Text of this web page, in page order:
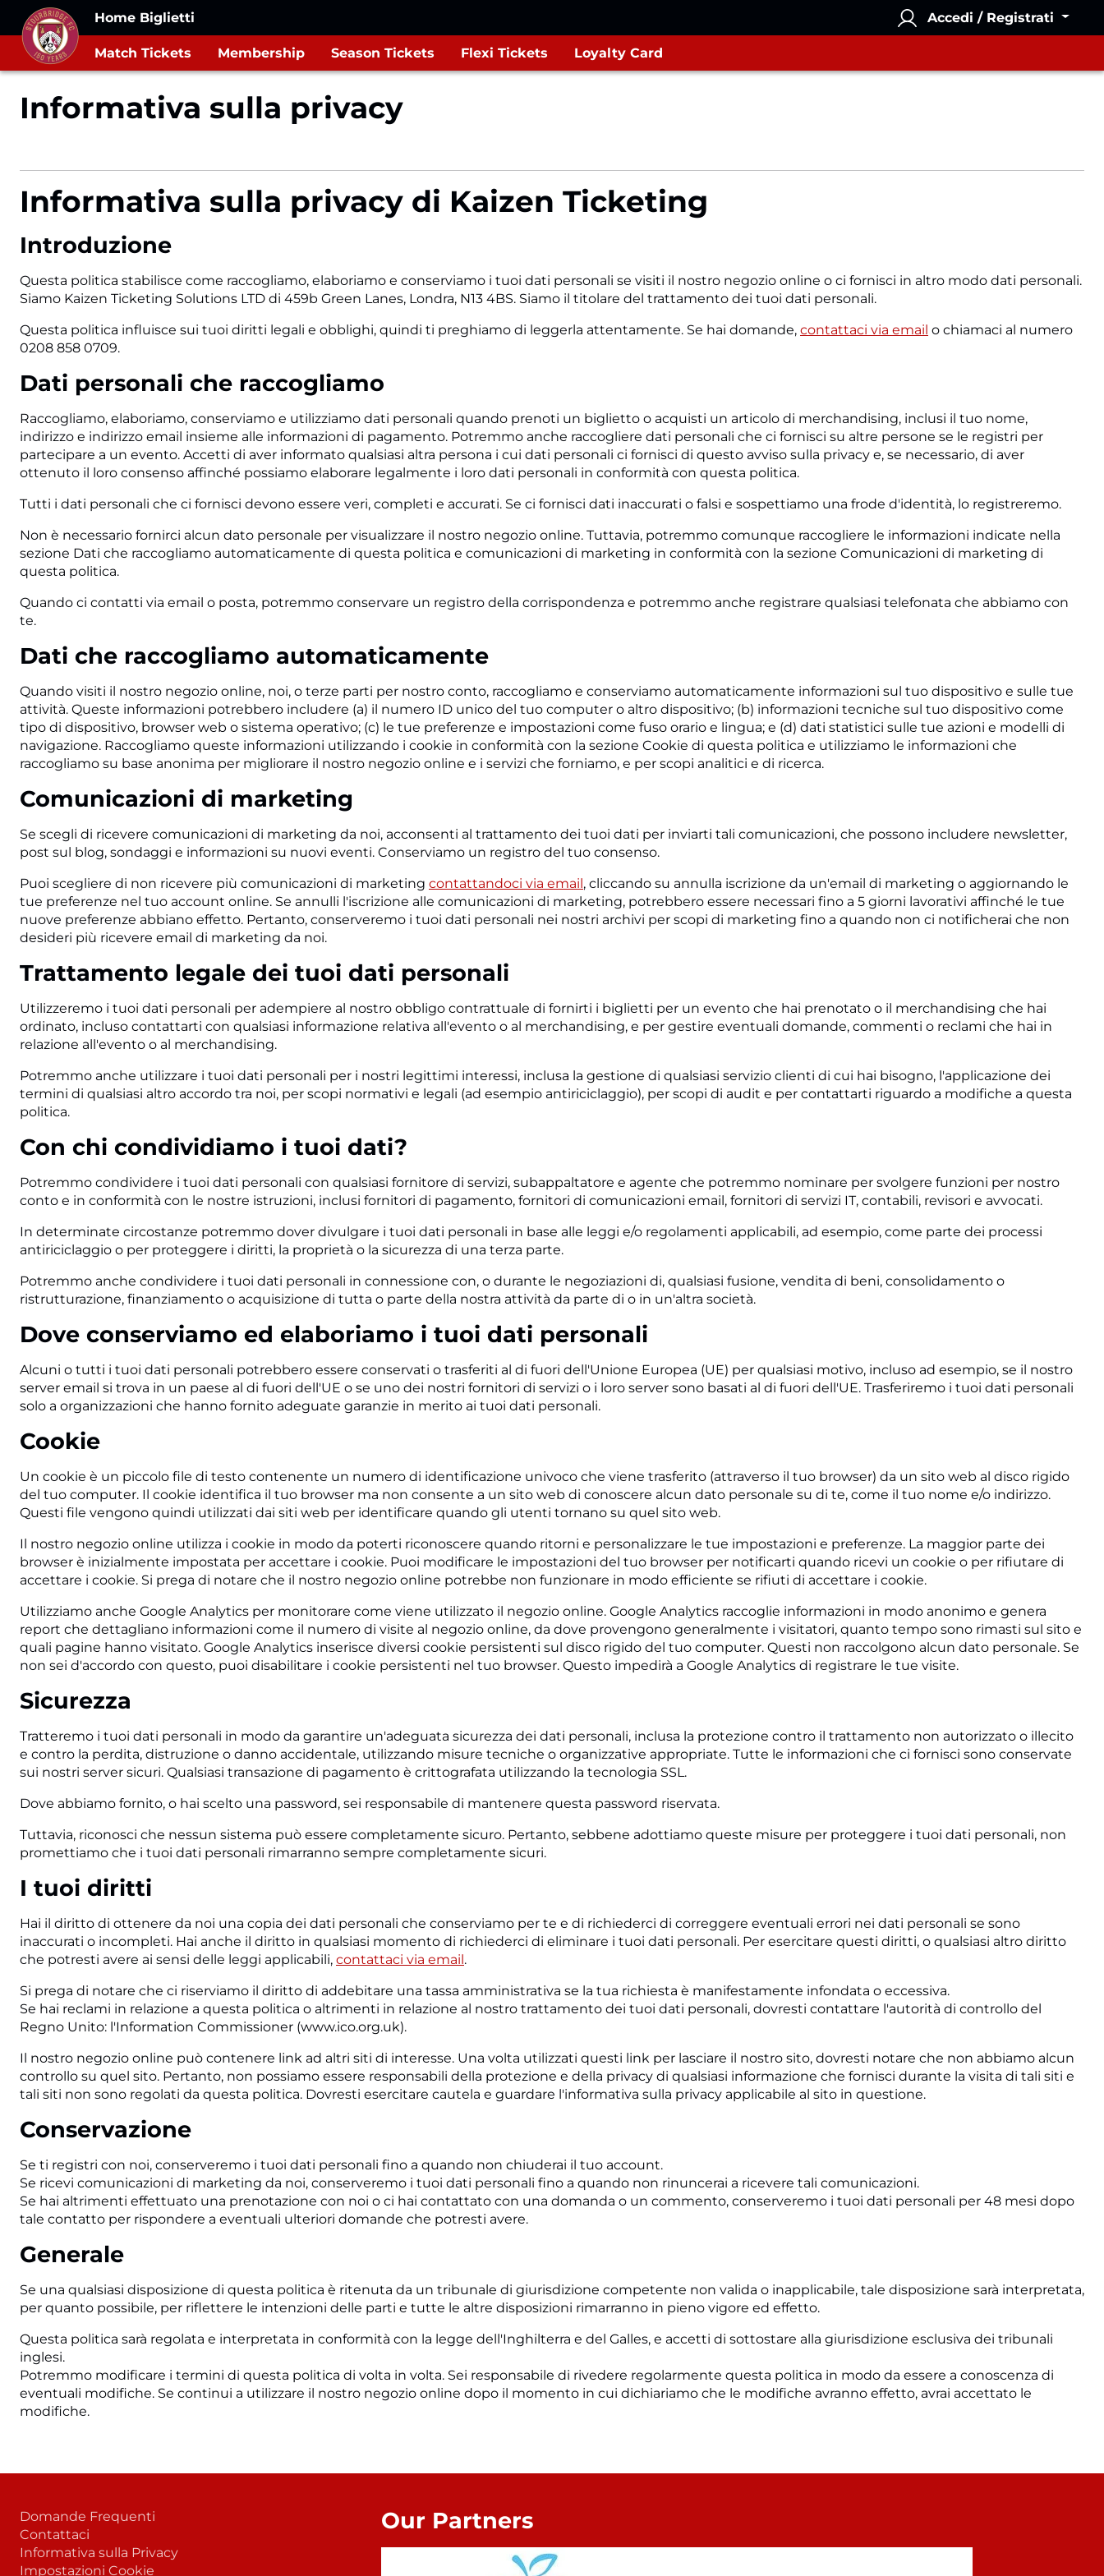
Home Biglietti Accedi / Registrati
Match Tickets Membership Season Tickets Flexi Tickets Loyalty Card
Informativa sulla privacy
Informativa sulla privacy di Kaizen Ticketing
Introduzione
Questa politica stabilisce come raccogliamo, elaboriamo e conserviamo i tuoi dati personali se visiti il nostro negozio online o ci fornisci in altro modo dati personali.
Siamo Kaizen Ticketing Solutions LTD di 459b Green Lanes, Londra, N13 4BS. Siamo il titolare del trattamento dei tuoi dati personali.
Questa politica influisce sui tuoi diritti legali e obblighi, quindi ti preghiamo di leggerla attentamente. Se hai domande, contattaci via email o chiamaci al numero
0208 858 0709.
Dati personali che raccogliamo
Raccogliamo, elaboriamo, conserviamo e utilizziamo dati personali quando prenoti un biglietto o acquisti un articolo di merchandising, inclusi il tuo nome,
indirizzo e indirizzo email insieme alle informazioni di pagamento. Potremmo anche raccogliere dati personali che ci fornisci su altre persone se le registri per
partecipare a un evento. Accetti di aver informato qualsiasi altra persona i cui dati personali ci fornisci di questo avviso sulla privacy e, se necessario, di aver
ottenuto il loro consenso affinché possiamo elaborare legalmente i loro dati personali in conformità con questa politica.
Tutti i dati personali che ci fornisci devono essere veri, completi e accurati. Se ci fornisci dati inaccurati o falsi e sospettiamo una frode d'identità, lo registreremo.
Non è necessario fornirci alcun dato personale per visualizzare il nostro negozio online. Tuttavia, potremmo comunque raccogliere le informazioni indicate nella
sezione Dati che raccogliamo automaticamente di questa politica e comunicazioni di marketing in conformità con la sezione Comunicazioni di marketing di
questa politica.
Quando ci contatti via email o posta, potremmo conservare un registro della corrispondenza e potremmo anche registrare qualsiasi telefonata che abbiamo con
te.
Dati che raccogliamo automaticamente
Quando visiti il nostro negozio online, noi, o terze parti per nostro conto, raccogliamo e conserviamo automaticamente informazioni sul tuo dispositivo e sulle tue
attività. Queste informazioni potrebbero includere (a) il numero ID unico del tuo computer o altro dispositivo; (b) informazioni tecniche sul tuo dispositivo come
tipo di dispositivo, browser web o sistema operativo; (c) le tue preferenze e impostazioni come fuso orario e lingua; e (d) dati statistici sulle tue azioni e modelli di
navigazione. Raccogliamo queste informazioni utilizzando i cookie in conformità con la sezione Cookie di questa politica e utilizziamo le informazioni che
raccogliamo su base anonima per migliorare il nostro negozio online e i servizi che forniamo, e per scopi analitici e di ricerca.
Comunicazioni di marketing
Se scegli di ricevere comunicazioni di marketing da noi, acconsenti al trattamento dei tuoi dati per inviarti tali comunicazioni, che possono includere newsletter,
post sul blog, sondaggi e informazioni su nuovi eventi. Conserviamo un registro del tuo consenso.
Puoi scegliere di non ricevere più comunicazioni di marketing contattandoci via email, cliccando su annulla iscrizione da un'email di marketing o aggiornando le
tue preferenze nel tuo account online. Se annulli l'iscrizione alle comunicazioni di marketing, potrebbero essere necessari fino a 5 giorni lavorativi affinché le tue
nuove preferenze abbiano effetto. Pertanto, conserveremo i tuoi dati personali nei nostri archivi per scopi di marketing fino a quando non ci notificherai che non
desideri più ricevere email di marketing da noi.
Trattamento legale dei tuoi dati personali
Utilizzeremo i tuoi dati personali per adempiere al nostro obbligo contrattuale di fornirti i biglietti per un evento che hai prenotato o il merchandising che hai
ordinato, incluso contattarti con qualsiasi informazione relativa all'evento o al merchandising, e per gestire eventuali domande, commenti o reclami che hai in
relazione all'evento o al merchandising.
Potremmo anche utilizzare i tuoi dati personali per i nostri legittimi interessi, inclusa la gestione di qualsiasi servizio clienti di cui hai bisogno, l'applicazione dei
termini di qualsiasi altro accordo tra noi, per scopi normativi e legali (ad esempio antiriciclaggio), per scopi di audit e per contattarti riguardo a modifiche a questa
politica.
Con chi condividiamo i tuoi dati?
Potremmo condividere i tuoi dati personali con qualsiasi fornitore di servizi, subappaltatore e agente che potremmo nominare per svolgere funzioni per nostro
conto e in conformità con le nostre istruzioni, inclusi fornitori di pagamento, fornitori di comunicazioni email, fornitori di servizi IT, contabili, revisori e avvocati.
In determinate circostanze potremmo dover divulgare i tuoi dati personali in base alle leggi e/o regolamenti applicabili, ad esempio, come parte dei processi
antiriciclaggio o per proteggere i diritti, la proprietà o la sicurezza di una terza parte.
Potremmo anche condividere i tuoi dati personali in connessione con, o durante le negoziazioni di, qualsiasi fusione, vendita di beni, consolidamento o
ristrutturazione, finanziamento o acquisizione di tutta o parte della nostra attività da parte di o in un'altra società.
Dove conserviamo ed elaboriamo i tuoi dati personali
Alcuni o tutti i tuoi dati personali potrebbero essere conservati o trasferiti al di fuori dell'Unione Europea (UE) per qualsiasi motivo, incluso ad esempio, se il nostro
server email si trova in un paese al di fuori dell'UE o se uno dei nostri fornitori di servizi o i loro server sono basati al di fuori dell'UE. Trasferiremo i tuoi dati personali
solo a organizzazioni che hanno fornito adeguate garanzie in merito ai tuoi dati personali.
Cookie
Un cookie è un piccolo file di testo contenente un numero di identificazione univoco che viene trasferito (attraverso il tuo browser) da un sito web al disco rigido
del tuo computer. Il cookie identifica il tuo browser ma non consente a un sito web di conoscere alcun dato personale su di te, come il tuo nome e/o indirizzo.
Questi file vengono quindi utilizzati dai siti web per identificare quando gli utenti tornano su quel sito web.
Il nostro negozio online utilizza i cookie in modo da poterti riconoscere quando ritorni e personalizzare le tue impostazioni e preferenze. La maggior parte dei
browser è inizialmente impostata per accettare i cookie. Puoi modificare le impostazioni del tuo browser per notificarti quando ricevi un cookie o per rifiutare di
accettare i cookie. Si prega di notare che il nostro negozio online potrebbe non funzionare in modo efficiente se rifiuti di accettare i cookie.
Utilizziamo anche Google Analytics per monitorare come viene utilizzato il negozio online. Google Analytics raccoglie informazioni in modo anonimo e genera
report che dettagliano informazioni come il numero di visite al negozio online, da dove provengono generalmente i visitatori, quanto tempo sono rimasti sul sito e
quali pagine hanno visitato. Google Analytics inserisce diversi cookie persistenti sul disco rigido del tuo computer. Questi non raccolgono alcun dato personale. Se
non sei d'accordo con questo, puoi disabilitare i cookie persistenti nel tuo browser. Questo impedirà a Google Analytics di registrare le tue visite.
Sicurezza
Tratteremo i tuoi dati personali in modo da garantire un'adeguata sicurezza dei dati personali, inclusa la protezione contro il trattamento non autorizzato o illecito
e contro la perdita, distruzione o danno accidentale, utilizzando misure tecniche o organizzative appropriate. Tutte le informazioni che ci fornisci sono conservate
sui nostri server sicuri. Qualsiasi transazione di pagamento è crittografata utilizzando la tecnologia SSL.
Dove abbiamo fornito, o hai scelto una password, sei responsabile di mantenere questa password riservata.
Tuttavia, riconosci che nessun sistema può essere completamente sicuro. Pertanto, sebbene adottiamo queste misure per proteggere i tuoi dati personali, non
promettiamo che i tuoi dati personali rimarranno sempre completamente sicuri.
I tuoi diritti
Hai il diritto di ottenere da noi una copia dei dati personali che conserviamo per te e di richiederci di correggere eventuali errori nei dati personali se sono
inaccurati o incompleti. Hai anche il diritto in qualsiasi momento di richiederci di eliminare i tuoi dati personali. Per esercitare questi diritti, o qualsiasi altro diritto
che potresti avere ai sensi delle leggi applicabili, contattaci via email.
Si prega di notare che ci riserviamo il diritto di addebitare una tassa amministrativa se la tua richiesta è manifestamente infondata o eccessiva.
Se hai reclami in relazione a questa politica o altrimenti in relazione al nostro trattamento dei tuoi dati personali, dovresti contattare l'autorità di controllo del
Regno Unito: l'Information Commissioner (www.ico.org.uk).
Il nostro negozio online può contenere link ad altri siti di interesse. Una volta utilizzati questi link per lasciare il nostro sito, dovresti notare che non abbiamo alcun
controllo su quel sito. Pertanto, non possiamo essere responsabili della protezione e della privacy di qualsiasi informazione che fornisci durante la visita di tali siti e
tali siti non sono regolati da questa politica. Dovresti esercitare cautela e guardare l'informativa sulla privacy applicabile al sito in questione.
Conservazione
Se ti registri con noi, conserveremo i tuoi dati personali fino a quando non chiuderai il tuo account.
Se ricevi comunicazioni di marketing da noi, conserveremo i tuoi dati personali fino a quando non rinuncerai a ricevere tali comunicazioni.
Se hai altrimenti effettuato una prenotazione con noi o ci hai contattato con una domanda o un commento, conserveremo i tuoi dati personali per 48 mesi dopo
tale contatto per rispondere a eventuali ulteriori domande che potresti avere.
Generale
Se una qualsiasi disposizione di questa politica è ritenuta da un tribunale di giurisdizione competente non valida o inapplicabile, tale disposizione sarà interpretata,
per quanto possibile, per riflettere le intenzioni delle parti e tutte le altre disposizioni rimarranno in pieno vigore ed effetto.
Questa politica sarà regolata e interpretata in conformità con la legge dell'Inghilterra e del Galles, e accetti di sottostare alla giurisdizione esclusiva dei tribunali
inglesi.
Potremmo modificare i termini di questa politica di volta in volta. Sei responsabile di rivedere regolarmente questa politica in modo da essere a conoscenza di
eventuali modifiche. Se continui a utilizzare il nostro negozio online dopo il momento in cui dichiariamo che le modifiche avranno effetto, avrai accettato le
modifiche.
Domande Frequenti
Contattaci
Informativa sulla Privacy
Impostazioni Cookie
Our Partners